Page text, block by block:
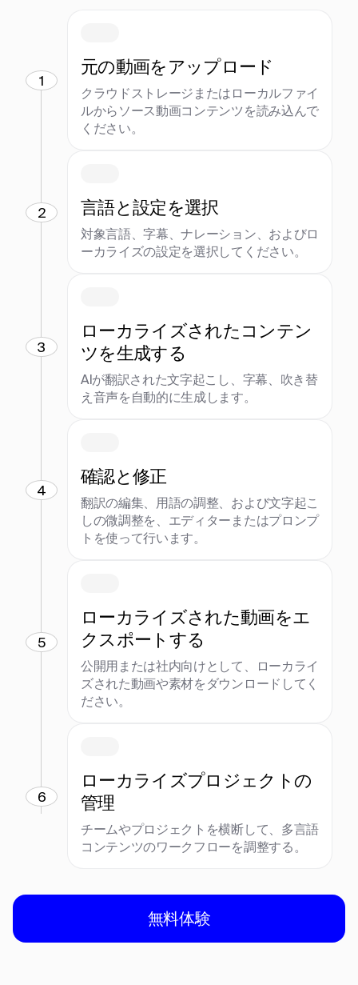
1
元の動画をアップロード
クラウドストレージまたはローカルファイ
ルからソース動画コンテンツを読み込んで
ください。
2 言語と設定を選択
対象言語、字幕、ナレーション、およびロ
ーカライズの設定を選択してください。
3
ローカライズされたコンテン
ツを生成する
AIが翻訳された文字起こし、字幕、吹き替
え音声を自動的に生成します。
4
確認と修正
翻訳の編集、用語の調整、および文字起こ
しの微調整を、エディターまたはプロンプ
トを使って行います。
5
ローカライズされた動画をエ
クスポートする
公開用または社内向けとして、ローカライ
ズされた動画や素材をダウンロードしてく
ださい。
6
ローカライズプロジェクトの
管理
チームやプロジェクトを横断して、多言語
コンテンツのワークフローを調整する。
無料体験